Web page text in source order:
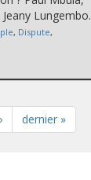
Lungembo.
, Dispute,
dernier »